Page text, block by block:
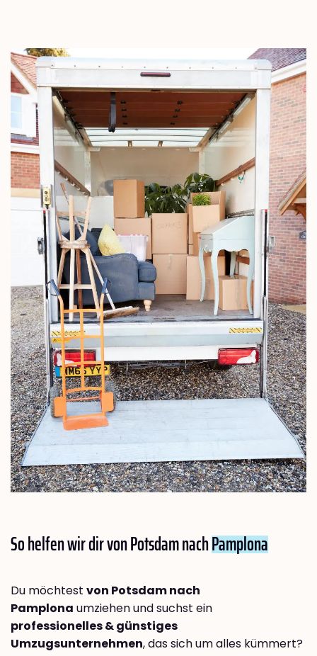
So helfen wir dir von Potsdam nachPamplona
Du möchtest von Potsdam nach
Pamplona umziehen und suchst ein
professionelles & günstiges
Umzugsunternehmen, das sich um alles kümmert?